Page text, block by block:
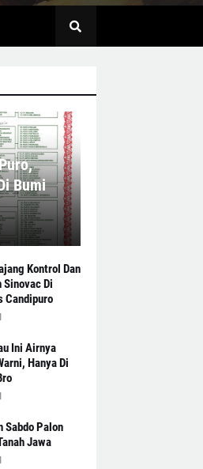
Bumi
Kontrol Dan
Di
Candipuro
Ini Airnya
Hanya Di
Sabdo Palon
Jawa